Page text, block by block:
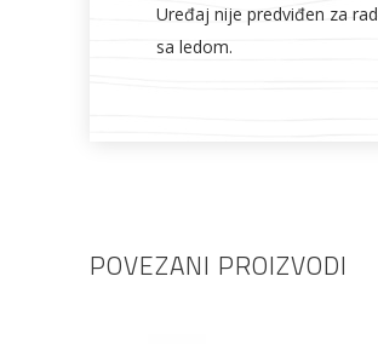
Uređaj nije predviđen za rad
sa ledom.
POVEZANI PROIZVODI